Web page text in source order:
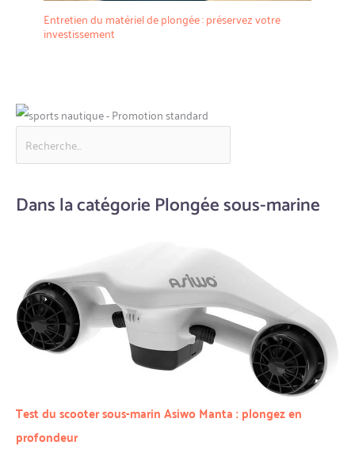
Entretien du matériel de plongée : préservez votre
investissement
Dans la catégorie Plongée sous-marine
Test du scooter sous-marin Asiwo Manta : plongez en
profondeur